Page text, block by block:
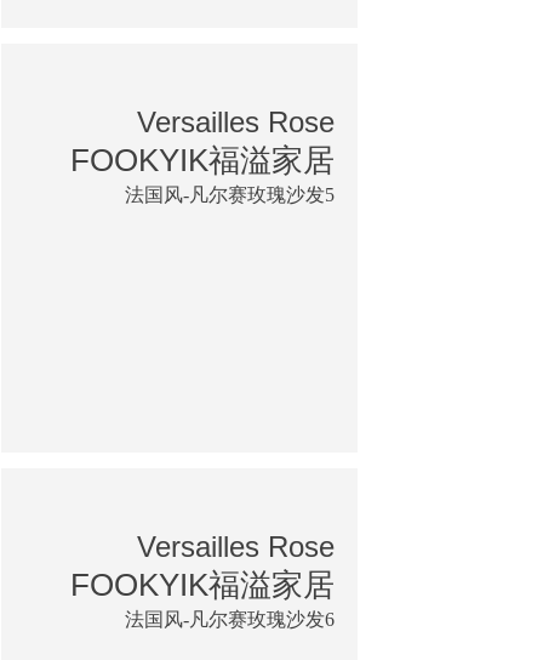
Versailles Rose
FOOKYIK福溢家居
法国风-凡尔赛玫瑰沙发5
Versailles Rose
FOOKYIK福溢家居
法国风-凡尔赛玫瑰沙发6